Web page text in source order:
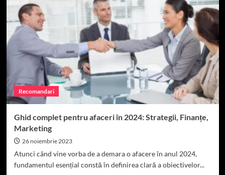
și
Credibile
Recomandari
Ghid complet pentru afaceri în 2024: Strategii, Finanțe,
Marketing
26 noiembrie 2023
Atunci când vine vorba de a demara o afacere în anul 2024,
fundamentul esențial constă în definirea clară a obiectivelor...